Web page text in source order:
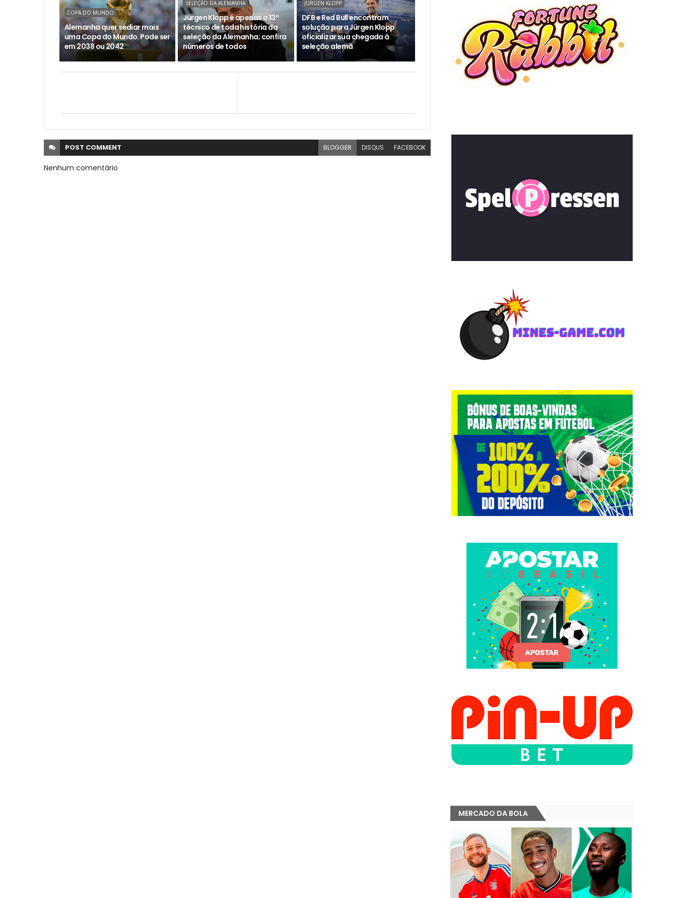
COPA DO MUNDO
Alemanha quer sediar mais
uma Copa do Mundo. Pode ser
em 2038 ou 2042
SELEÇÃO DA ALEMANHA
Jürgen Klopp é apenas o 13º
técnico de toda história da
seleção da Alemanha; confira
números de todos
JÜRGEN KLOPP
DFB e Red Bull encontram
solução para Jürgen Klopp
oficializar sua chegada à
seleção alemã
POST COMMENT BLOGGER DISQUS FACEBOOK
Nenhum comentário
MERCADO DA BOLA